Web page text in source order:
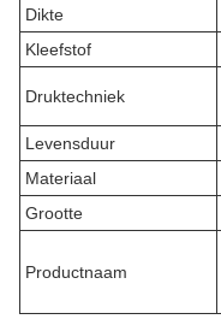
Dikte
Kleefstof
Druktechniek
Levensduur
Materiaal
Grootte
Productnaam